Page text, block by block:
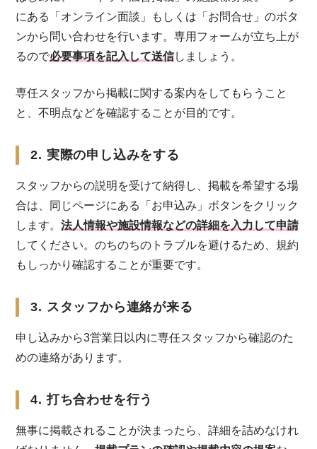
にある「オンライン面談」もしくは「お問合せ」のボタ
ンから問い合わせを行います。専用フォームが立ち上が
るので必要事項を記入して送信しましょう。
専任スタッフから掲載に関する案内をしてもらうこと
と、不明点などを確認することが目的です。
2. 実際の申し込みをする
スタッフからの説明を受けて納得し、掲載を希望する場
合は、同じページにある「お申込み」ボタンをクリック
します。法人情報や施設情報などの詳細を入力して申請
してください。のちのちのトラブルを避けるため、規約
もしっかり確認することが重要です。
3. スタッフから連絡が来る
申し込みから3営業日以内に専任スタッフから確認のた
めの連絡があります。
4. 打ち合わせを行う
無事に掲載されることが決まったら、詳細を詰めなけれ